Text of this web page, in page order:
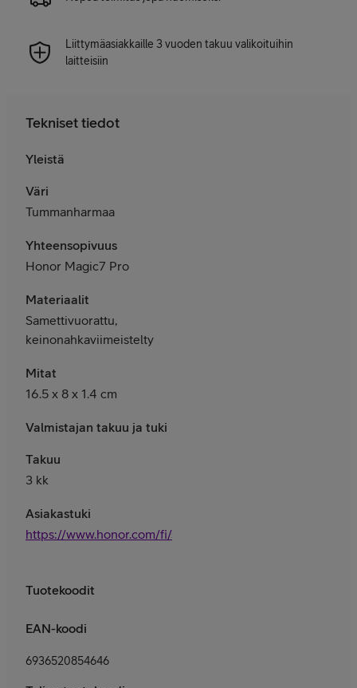
Liittymäasiakkaille 3 vuoden takuu valikoituihin
laitteisiin
Tekniset tiedot
Yleistä
Väri
Tummanharmaa
Yhteensopivuus
Honor Magic7 Pro
Materiaalit
Samettivuorattu,
keinonahkaviimeistelty
Mitat
16.5 x 8 x 1.4 cm
Valmistajan takuu ja tuki
Takuu
3 kk
Asiakastuki
https://www.honor.com/fi/support/
Tuotekoodit
EAN-koodi
6936520854646